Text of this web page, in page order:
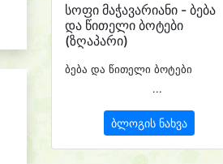
სოფი მაჭავარიანი - ბება
და წითელი ბოტები
(ზღაპარი)
ბება და წითელი ბოტები
...
ბლოგის ნახვა